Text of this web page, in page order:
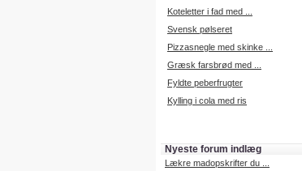
Koteletter i fad med ...
Svensk pølseret
Pizzasnegle med skinke ...
Græsk farsbrød med ...
Fyldte peberfrugter
Kylling i cola med ris
Nyeste forum indlæg
Lækre madopskrifter du ...